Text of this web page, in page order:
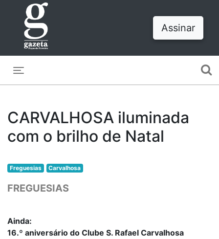
Assinar
CARVALHOSA iluminada
com o brilho de Natal
Freguesias Carvalhosa
FREGUESIAS
Ainda:
16.º aniversário do Clube S. Rafael Carvalhosa